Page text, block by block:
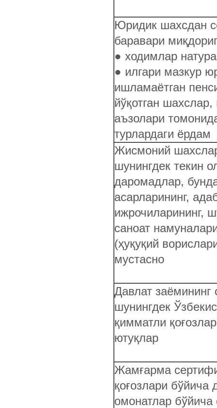
Юридик шахсдан
баравари
● ходимлар
● илгари мазкур
ишламаётган
йўқотган
аъзолари
турлардаги ёрдам
Жисмоний
шунингдек текин
даромадлар,
асарларининг,
ижрочиларининг,
саноат
(ҳуқуқий
мустасно
Давлат заёмининг
шунингдек
қимматли
ютуқлар
Жамғарма
қоғозлари бўйича
омонатлар